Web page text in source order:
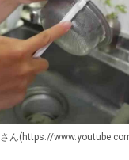
ん(https://